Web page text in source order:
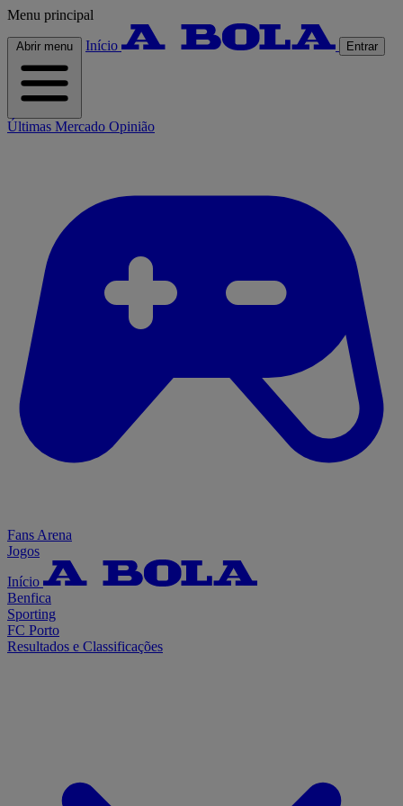
Menu principal
Abrir menu Início Entrar
Últimas Mercado Opinião
Fans Arena
Jogos
Início
Benfica
Sporting
FC Porto
Resultados e Classificações